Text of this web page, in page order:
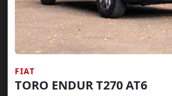
FIAT
TORO ENDUR T270 AT6